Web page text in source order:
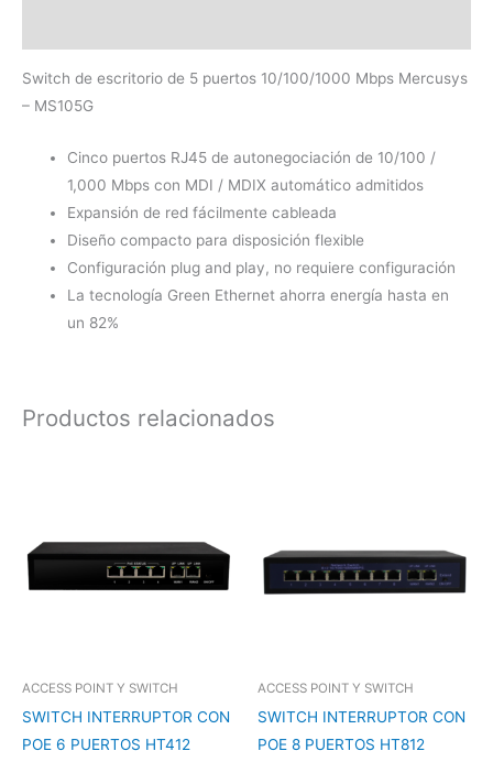
Switch de escritorio de 5 puertos 10/100/1000 Mbps Mercusys
– MS105G
Cinco puertos RJ45 de autonegociación de 10/100 /
1,000 Mbps con MDI / MDIX automático admitidos
Expansión de red fácilmente cableada
Diseño compacto para disposición flexible
Configuración plug and play, no requiere configuración
La tecnología Green Ethernet ahorra energía hasta en
un 82%
Productos relacionados
ACCESS POINT Y SWITCH
SWITCH INTERRUPTOR CON
POE 6 PUERTOS HT412
ACCESS POINT Y SWITCH
SWITCH INTERRUPTOR CON
POE 8 PUERTOS HT812